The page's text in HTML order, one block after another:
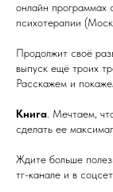
онлайн программах
психотерапии
Продолжит своё
выпуск ещё троих
Расскажем и
Книга. Мечтаем,
сделать ее
Ждите больше
тг-канале и в